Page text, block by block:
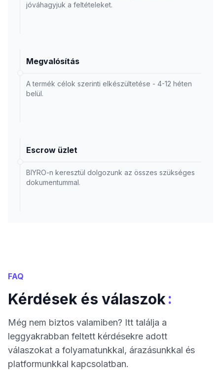
jóváhagyjuk a feltételeket.
Megvalósítás
A termék célok szerinti elkészültetése - 4-12 héten
belül.
Escrow üzlet
BIYRO-n keresztül dolgozunk az összes szükséges
dokumentummal.
FAQ
Kérdések és válaszok:
Még nem biztos valamiben? Itt találja a
leggyakrabban feltett kérdésekre adott
válaszokat a folyamatunkkal, árazásunkkal és
platformunkkal kapcsolatban.